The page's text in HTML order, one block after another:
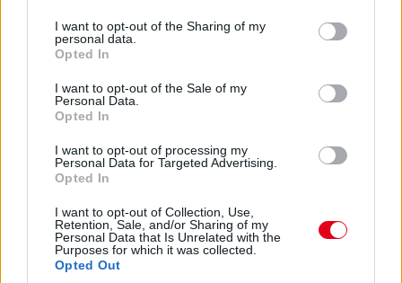
not limited to your visit or usage behaviour. You may click to
grant or deny consent to Google and its third-party tags to
use your data for below specified purposes in below Google
consent section.
I want to opt-out of the Sharing of my
personal data.
Opted In
I want to opt-out of the Sale of my
Personal Data.
Opted In
I want to opt-out of processing my
Personal Data for Targeted Advertising.
Opted In
I want to opt-out of Collection, Use,
Retention, Sale, and/or Sharing of my
Personal Data that Is Unrelated with the
Purposes for which it was collected.
Opted Out
az Alpine bejelentette Pierre Gaslyt
az AlphaTauri pedig
Nyck de Vriest . Érdemes végigböngészni a híreinket, mert már
versenyzőktől egyaránt.
Az FP3 után egyébként vizsgálatot indítottak Alexander Albon
és a Williams ellen, mivel összekevertek valamit a brit-thai által